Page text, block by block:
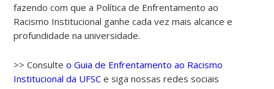
fazendo com que a Política de Enfrentamento ao
Racismo Institucional ganhe cada vez mais alcance e
profundidade na universidade.
>> Consulteo Guia de Enfrentamento ao Racismo
Institucional da UFSC e siga nossas redes sociais